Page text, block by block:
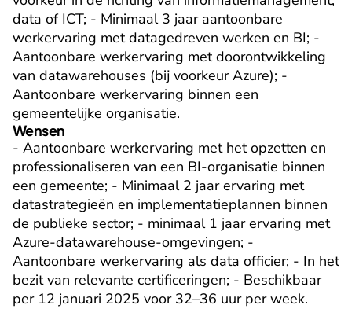
data of ICT; - Minimaal 3 jaar aantoonbare
werkervaring met datagedreven werken en BI; -
Aantoonbare werkervaring met doorontwikkeling
van datawarehouses (bij voorkeur Azure); -
Aantoonbare werkervaring binnen een
gemeentelijke organisatie.
Wensen
- Aantoonbare werkervaring met het opzetten en
professionaliseren van een BI-organisatie binnen
een gemeente; - Minimaal 2 jaar ervaring met
datastrategieën en implementatieplannen binnen
de publieke sector; - minimaal 1 jaar ervaring met
Azure-datawarehouse-omgevingen; -
Aantoonbare werkervaring als data officier; - In het
bezit van relevante certificeringen; - Beschikbaar
per 12 januari 2025 voor 32–36 uur per week.